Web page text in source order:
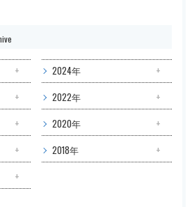
2024年
2022年
2020年
2018年